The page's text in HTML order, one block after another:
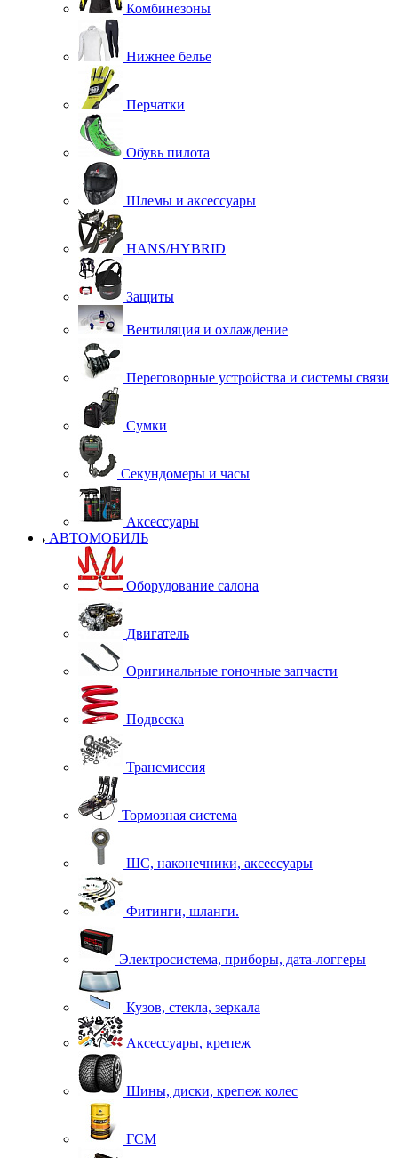
Комбинезоны
Нижнее белье
Перчатки
Обувь пилота
Шлемы и аксессуары
HANS/HYBRID
Защиты
Вентиляция и охлаждение
Переговорные устройства и системы связи
Сумки
Секундомеры и часы
Аксессуары
АВТОМОБИЛЬ
Оборудование салона
Двигатель
Оригинальные гоночные запчасти
Подвеска
Трансмиссия
Тормозная система
ШС, наконечники, аксессуары
Фитинги, шланги.
Электросистема, приборы, дата-логгеры
Кузов, стекла, зеркала
Аксессуары, крепеж
Шины, диски, крепеж колес
ГСМ